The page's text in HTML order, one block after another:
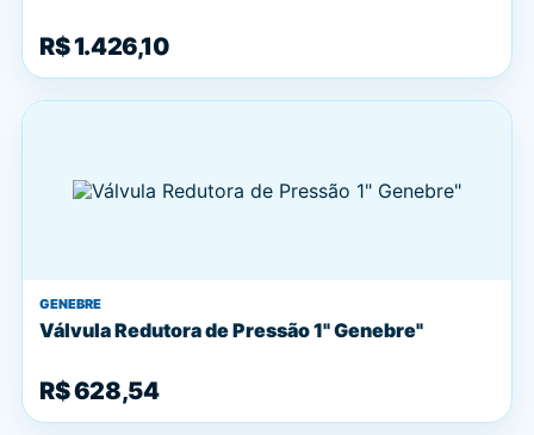
R$ 1.426,10
GENEBRE
Válvula Redutora de Pressão 1" Genebre"
R$ 628,54